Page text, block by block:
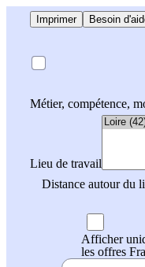
Imprimer Besoin
Métier, compétence,
Lieu de travail
Distance autour du
Afficher
les offres